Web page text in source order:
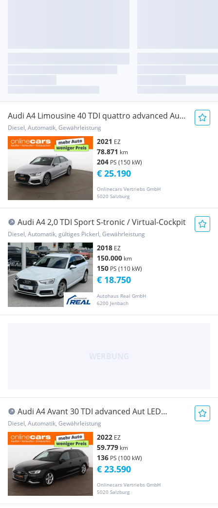
Audi A4 Limousine 40 TDI quattro advanced Aut
LED NAV
Diesel, Automatik, Gewährleistung
2021 EZ
78.871 km
204 PS (150 kW)
Onlinecars Vertriebs GmbH
5020 Salzburg
€ 25.190
Audi A4 2,0 TDI Sport S-tronic / Virtual-Cockpit
Diesel, Automatik, gültiges Pickerl, Gewährleistung
2018 EZ
150.000 km
150 PS (110 kW)
Autohaus Real GmbH
6200 Jenbach
€ 18.750
Audi A4 Avant 30 TDI advanced Aut LED
RADAR NAVI R-CA
Diesel, Automatik, Gewährleistung
2022 EZ
59.779 km
136 PS (100 kW)
Onlinecars Vertriebs GmbH
5020 Salzburg
€ 23.590